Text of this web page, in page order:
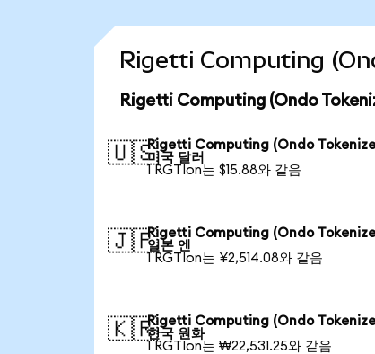
Rigetti Computing
Rigetti Computing (Ondo
🇺🇸Rigetti Computing (Ondo
미국 달러
1 RGTIon는 $15.88와 같음
🇯🇵Rigetti Computing (Ondo
일본 엔
1 RGTIon는 ¥2,514.08와 같음
🇰🇷Rigetti Computing (Ondo
한국 원화
1 RGTIon는 ₩22,531.25와 같음